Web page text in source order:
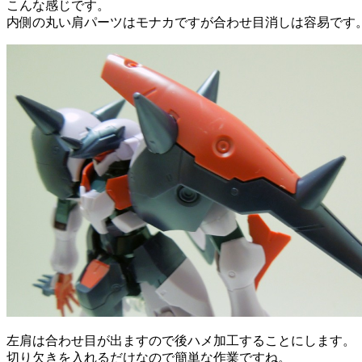
こんな感じです。
内側の丸い肩パーツはモナカですが合わせ目消しは容易です
左肩は合わせ目が出ますので後ハメ加工することにします。
切り欠きを入れるだけなので簡単な作業ですね。